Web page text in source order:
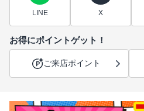
LINE X
お得にポイントゲット！
ご来店ポイント